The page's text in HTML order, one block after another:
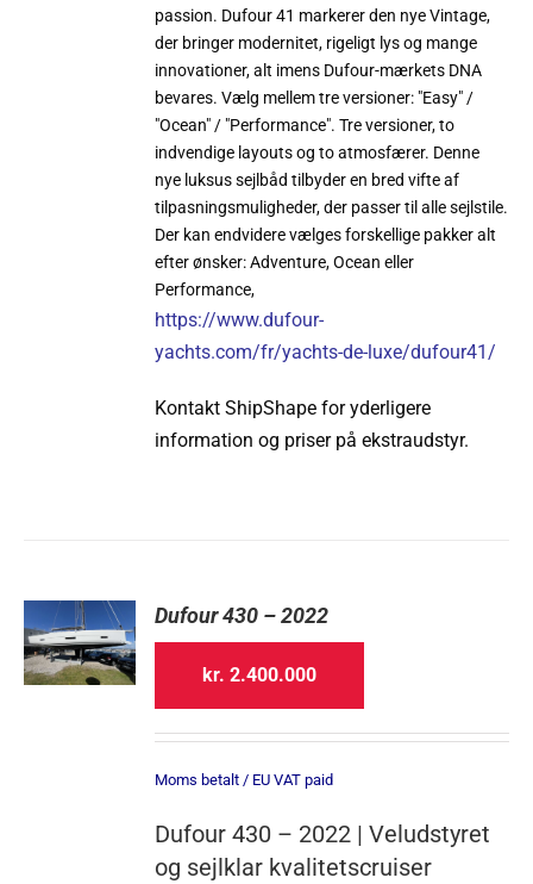
passion. Dufour 41 markerer den nye Vintage,
der bringer modernitet, rigeligt lys og mange
innovationer, alt imens Dufour-mærkets DNA
bevares. Vælg mellem tre versioner: "Easy" /
"Ocean" / "Performance". Tre versioner, to
indvendige layouts og to atmosfærer. Denne
nye luksus sejlbåd tilbyder en bred vifte af
tilpasningsmuligheder, der passer til alle sejlstile.
Der kan endvidere vælges forskellige pakker alt
efter ønsker: Adventure, Ocean eller
Performance,
https://www.dufour-
yachts.com/fr/yachts-de-luxe/dufour41/
Kontakt ShipShape for yderligere
information og priser på ekstraudstyr.
Dufour 430 – 2022
kr. 2.400.000
Moms betalt / EU VAT paid
Dufour 430 – 2022 | Veludstyret
og sejlklar kvalitetscruiser